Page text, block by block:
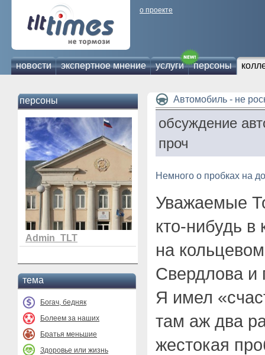
о проекте
новости экспертное мнение услуги персоны
персоны
Admin_TLT
тема
Богач, бедняк
Болеем за наших
Братья меньшие
Здоровье или жизнь
Автомобиль - не
обсуждение
проч
Немного о пробках на
Уважаемые
кто-нибудь в
на
Свердлова и
Я имел
там аж два
жестокая